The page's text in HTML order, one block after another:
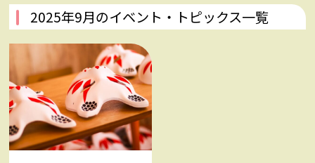
インタビュー
姫島で暮らす
姫島を知る
BLOG 姫島ブログ
2025年9月のイベント・トピックス一覧